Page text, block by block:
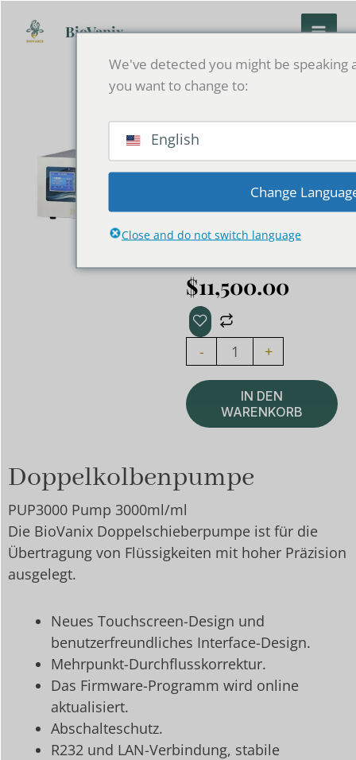
Inhalt
BioVanix
Zwei-
Kolben-
Pumpe
3000ml/
$11,500.00
-
Double
Plunger
Pump
3000ml/min
Menge
+
IN DEN
WARENKORB
Doppelkolbenpumpe
PUP3000 Pump 3000ml/ml
Die BioVanix Doppelschieberpumpe ist für die
Übertragung von Flüssigkeiten mit hoher Präzision
ausgelegt.
Neues Touchscreen-Design und
benutzerfreundliches Interface-Design.
Mehrpunkt-Durchflusskorrektur.
Das Firmware-Programm wird online
aktualisiert.
Abschalteschutz.
R232 und LAN-Verbindung, stabile
We've detected you might be speaking
you want to change to:
English
Change
Close and do not switch language